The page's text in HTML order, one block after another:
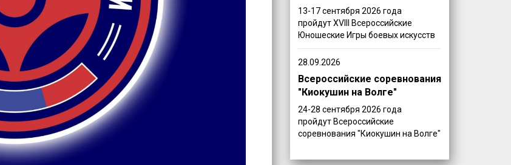
13-17 сентября 2026 года
пройдут XVIII Всероссийские
Юношеские Игры боевых искусств
28.09.2026
Всероссийские соревнования
"Киокушин на Волге"
24-28 сентября 2026 года
пройдут Всероссийские
соревнования "Киокушин на Волге"